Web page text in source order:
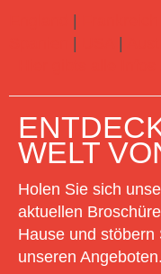
WELT
Holen Sie sich
aktuellen
Hause und stöbern
unseren Angeboten.